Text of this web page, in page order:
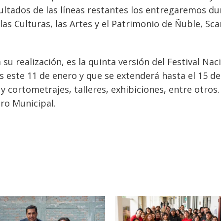
de las líneas restantes los entregaremos
Culturas, las Artes y el Patrimonio de Ñuble,
realización, es la quinta versión del Festival
11 de enero y que se extenderá hasta el 15
cortometrajes, talleres, exhibiciones, entre otros.
Municipal.